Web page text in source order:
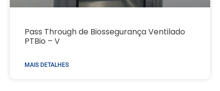
Pass Through de Biossegurança Ventilado
PTBio – V
MAIS DETALHES